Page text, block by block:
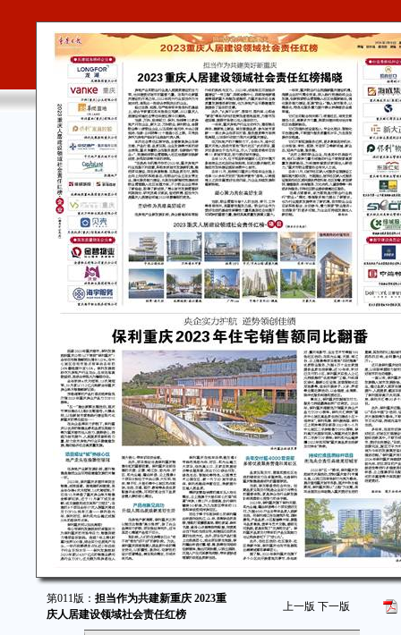
第011版： 担当作为共建新重庆 2023重
庆人居建设领域社会责任红榜
上一版 下一版